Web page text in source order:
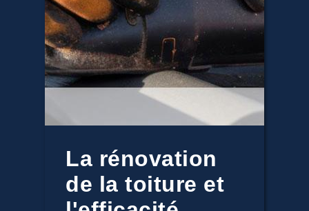
La rénovation
de la toiture et